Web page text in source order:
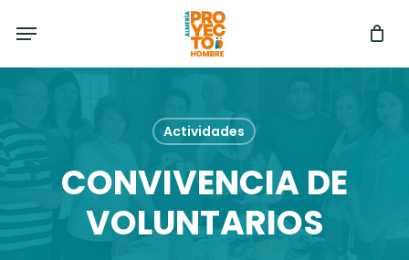
main
Menu
Actividades
CONVIVENCIA DE
VOLUNTARIOS